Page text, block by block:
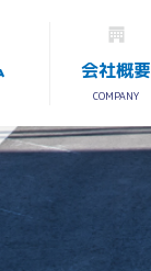
会社概要
COMPANY